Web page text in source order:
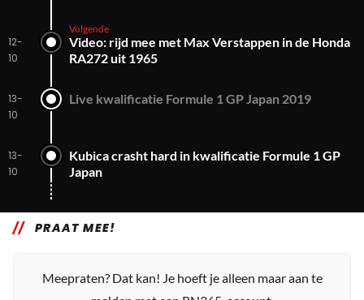
12-
10
Volgende
Video: rijd mee met Max Verstappen in de Honda
RA272 uit 1965
13-
10
Live kwalificatie Formule 1 GP Japan 2019
13-
10
Kubica crasht hard in kwalificatie Formule 1 GP
Japan
PRAAT MEE!
Meepraten? Dat kan! Je hoeft je alleen maar aan te